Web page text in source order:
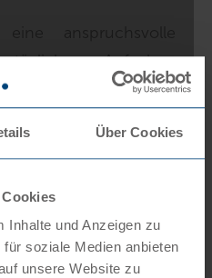
Über Cookies
Inhalte und Anzeigen zu
soziale Medien anbieten
unsere Website zu
Aufgaben
dem, was du bereits
die dich fordern und
dich intensiv bei
und betrieblichen
passt? Bestimmt!